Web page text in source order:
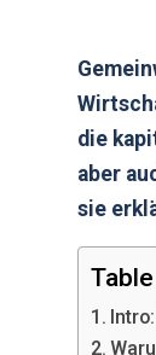
die
aber
sie